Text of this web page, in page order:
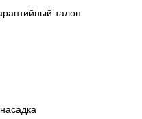
талон